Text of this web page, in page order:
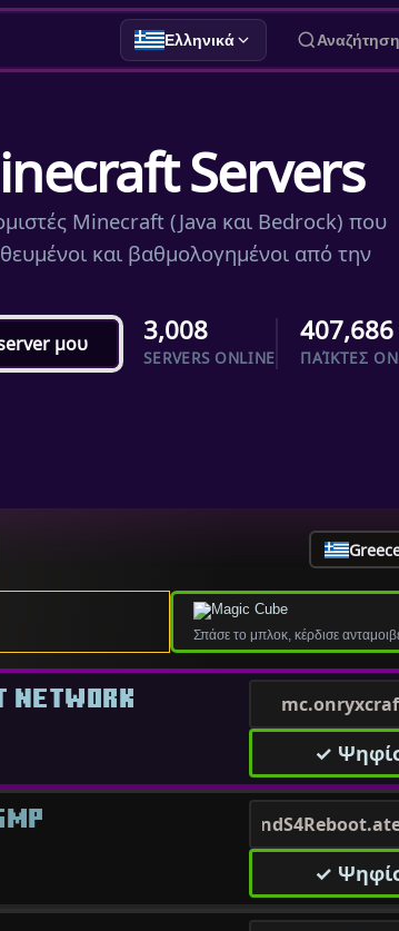
Ελληνικά Αναζήτηση
Servers
Minecraft (Java και Bedrock) που
και βαθμολογημένοι από την
μου 3,008
SERVERS ONLINE
407,686
ΠΑΊΚΤΕΣ
Σπάσε το μπλοκ, κέρδισε
NETWORK
✓
✓